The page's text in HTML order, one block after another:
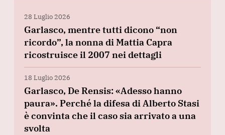
28 Luglio 2026
Garlasco, mentre tutti dicono “non
ricordo”, la nonna di Mattia Capra
ricostruisce il 2007 nei dettagli
18 Luglio 2026
Garlasco, De Rensis: «Adesso hanno
paura». Perché la difesa di Alberto Stasi
è convinta che il caso sia arrivato a una
svolta